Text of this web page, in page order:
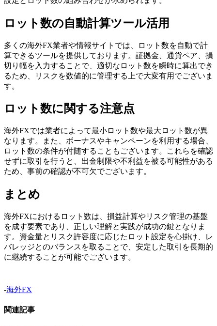
ロット数の自動計算ツール活用
多くの海外FX業者や情報サイトでは、ロット数を自動で計
算できるツールを提供しております。証拠金、通貨ペア、損
切り幅を入力することで、適切なロット数を瞬時に算出でき
るため、リスクを数値的に管理する上で大変有用でございま
す。
ロット数に関する注意点
海外FXでは業者によって最小ロット数や最大ロット数が異
なります。また、ボーナスやキャンペーンを利用する場合、
ロット数の条件が付随することもございます。これらを確認
せずに取引を行うと、出金制限や不利益を被る可能性がある
ため、事前の確認が不可欠でございます。
まとめ
海外FXにおけるロット数は、損益計算やリスク管理の基盤
を成す要素であり、正しい理解と実践が成功の鍵となりま
す。資金量とリスク許容度に応じたロット設定を心掛け、レ
バレッジとのバランスを取ることで、安定した取引を長期的
に継続することが可能でございます。
-海外FX
関連記事